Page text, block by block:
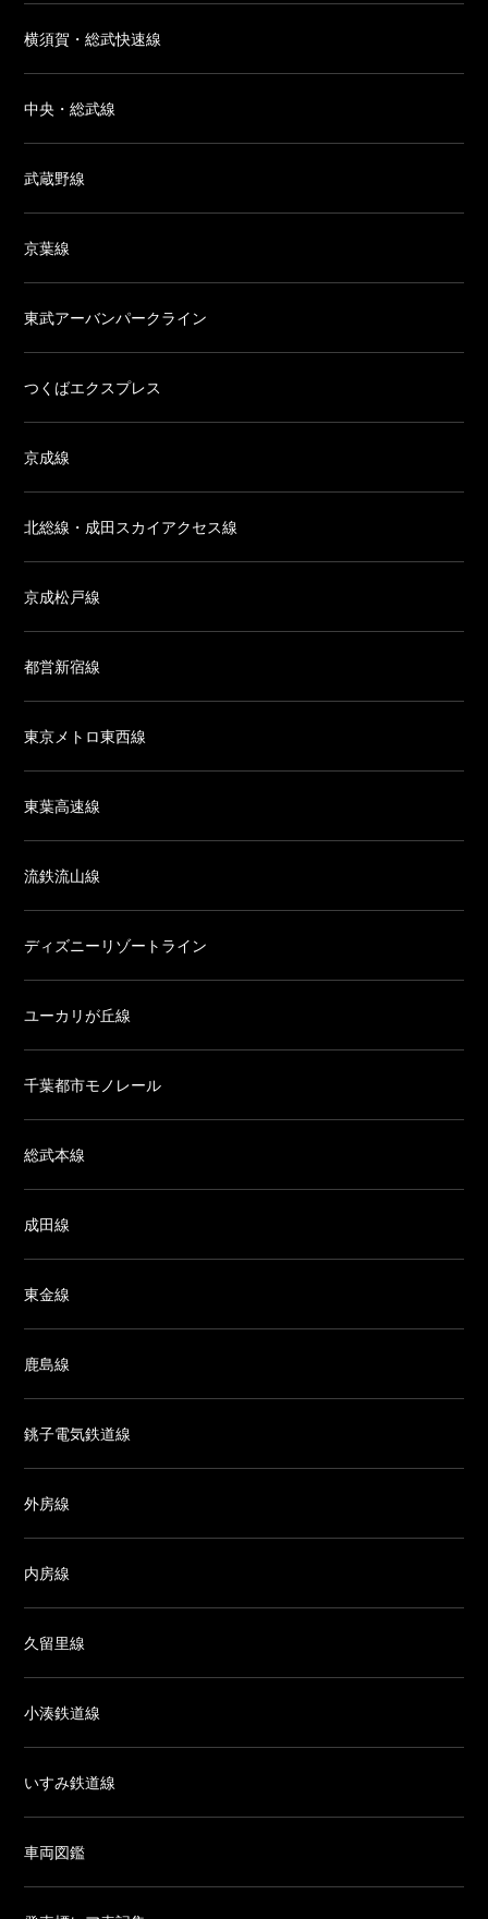
横須賀・総武快速線
中央・総武線
武蔵野線
京葉線
東武アーバンパークライン
つくばエクスプレス
京成線
北総線・成田スカイアクセス線
京成松戸線
都営新宿線
東京メトロ東西線
東葉高速線
流鉄流山線
ディズニーリゾートライン
ユーカリが丘線
千葉都市モノレール
総武本線
成田線
東金線
鹿島線
銚子電気鉄道線
外房線
内房線
久留里線
小湊鉄道線
いすみ鉄道線
車両図鑑